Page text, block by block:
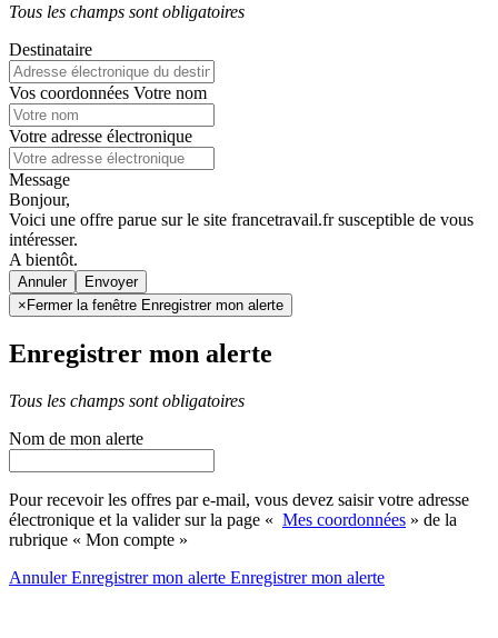
Tous les champs sont obligatoires
Destinataire
Vos coordonnées Votre nom
Votre adresse électronique
Message
Bonjour,
Voici une offre parue sur le site francetravail.fr susceptible de vous
intéresser.
A bientôt.
Annuler
× Fermer la fenêtre Enregistrer mon alerte
Enregistrer mon alerte
Tous les champs sont obligatoires
Nom de mon alerte
Pour recevoir les offres par e-mail, vous devez saisir votre adresse
électronique et la valider sur la page « Mes coordonnées » de la
rubrique « Mon compte »
AnnulerEnregistrer mon alerte Enregistrermon alerte